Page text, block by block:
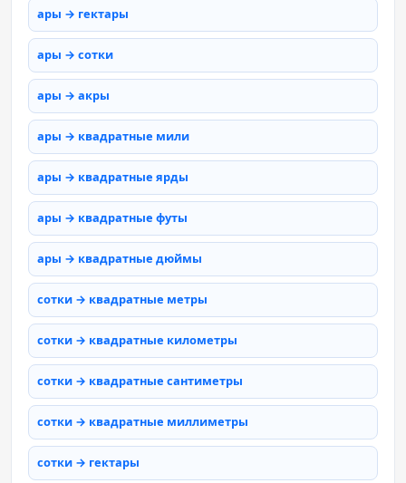
ары → гектары
ары → сотки
ары → акры
ары → квадратные мили
ары → квадратные ярды
ары → квадратные футы
ары → квадратные дюймы
сотки → квадратные метры
сотки → квадратные километры
сотки → квадратные сантиметры
сотки → квадратные миллиметры
сотки → гектары